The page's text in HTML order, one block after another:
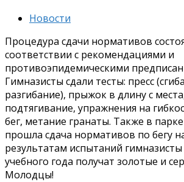
Новости
Процедура сдачи нормативов
соответствии с рекомендациями и
противоэпидемическими
Гимназисты сдали тесты: пресс
разгибание), прыжок в длину с
подтягивание, упражнения на
бег, метание гранаты. Также в
прошла сдача нормативов по бегу
результатам испытаний
учебного года получат золотые и
Молодцы!